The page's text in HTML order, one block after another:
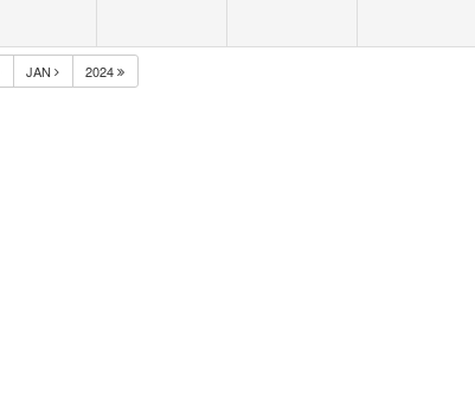
JAN 2024